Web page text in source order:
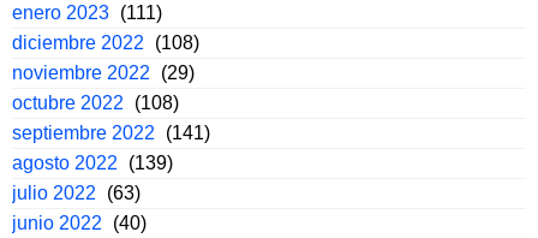
enero 2023 (111)
diciembre 2022
(108)
noviembre 2022
(29)
octubre 2022
(108)
septiembre 2022
(141)
agosto 2022
(139)
julio 2022
(63)
junio 2022
(40)